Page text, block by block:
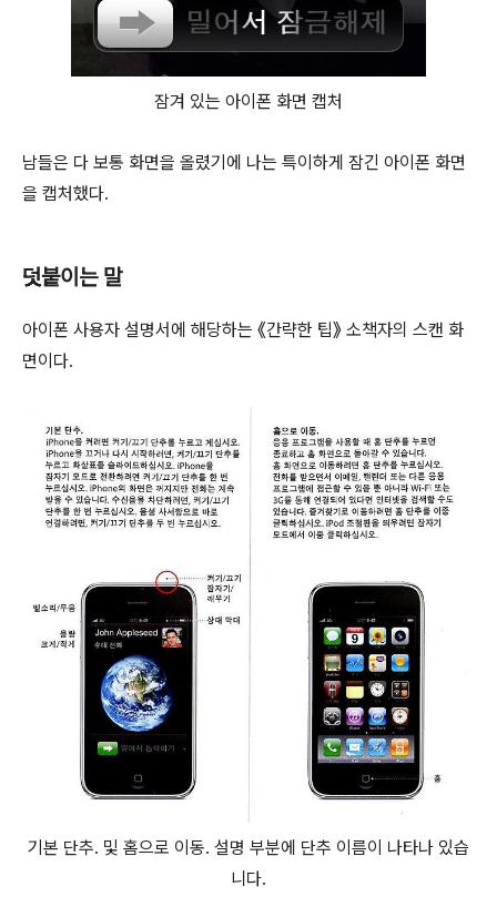
잠겨 있는 아이폰 화면 캡처
남들은 다 보통 화면을 올렸기에 나는 특이하게 잠긴 아이폰 화면
을 캡처했다.
덧붙이는 말
아이폰 사용자 설명서에 해당하는 《간략한 팁》 소책자의 스캔 화
면이다.
기본 단추. 및 홈으로 이동. 설명 부분에 단추 이름이 나타나 있습
니다.